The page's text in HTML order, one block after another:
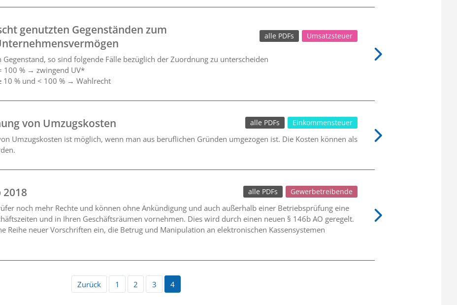
genutzten Gegenständen zum
Umsatzsteuer
alle PDFs
so sind folgende Fälle bezüglich der Zuordnung zu unterscheiden
100 % → zwingend UV*
10 % und < 100 % → Wahlrecht
von Umzugskosten Einkommensteuer
alle PDFs
Umzugskosten ist möglich, wenn man aus beruflichen Gründen umgezogen ist. Die Kosten können als
2018 Gewerbetreibende
alle PDFs
noch mehr Rechte und können ohne Ankündigung und auch außerhalb einer Betriebsprüfung eine
und in Ihren Geschäftsräumen vornehmen. Dies wird durch einen neuen § 146b AO geregelt.
Reihe neuer Vorschriften ein, die Betrug und Manipulation an elektronischen Kassensystemen
Zurück 1 2 3 4